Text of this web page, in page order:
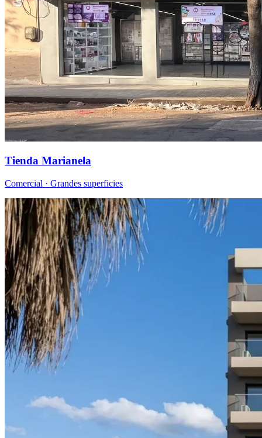
Tienda Marianela
Comercial · Grandes superficies